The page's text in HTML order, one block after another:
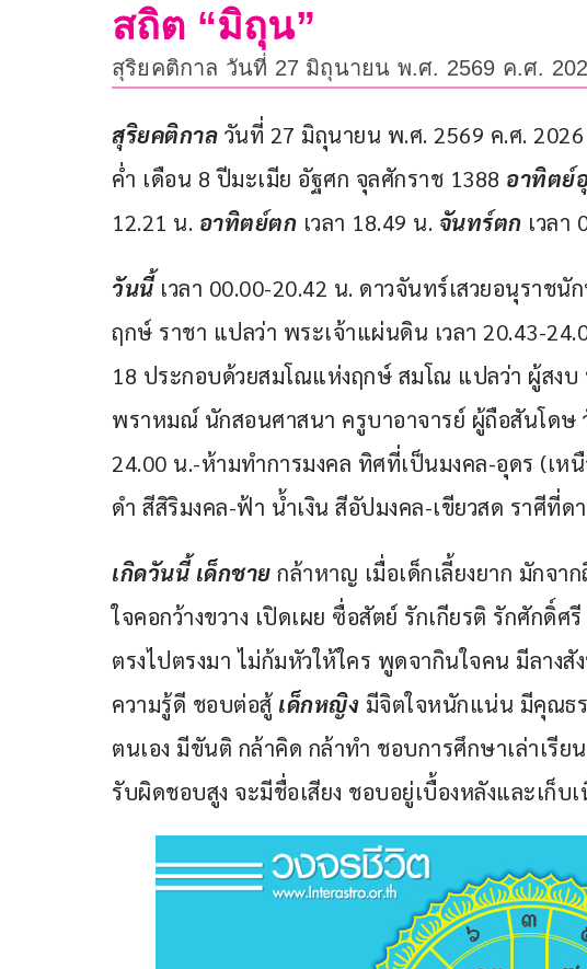
สถิต “มิถุน”
สุริยคติกาล วันที่ 27 มิถุนายน พ.ศ. 2569 ค.ศ.
สุริยคติกาล วันที่ 27 มิถุนายน พ.ศ. 2569 ค.ศ. 2026
ค่ำ เดือน 8 ปีมะเมีย อัฐศก จุลศักราช 1388 อาทิตย์
12.21 น. อาทิตย์ตก เวลา 18.49 น. จันทร์ตก เวลา
วันนี้ เวลา 00.00-20.42 น. ดาวจันทร์เสวยอนุราช
ฤกษ์ ราชา แปลว่า พระเจ้าแผ่นดิน เวลา 20.43-
18 ประกอบด้วยสมโณแห่งฤกษ์ สมโณ แปลว่า ผู้สง
พราหมณ์ นักสอนศาสนา ครูบาอาจารย์ ผู้ถือสันโดษ
24.00 น.-ห้ามทำการมงคล ทิศที่เป็นมงคล-อุดร (เ
ดำ สีสิริมงคล-ฟ้า น้ำเงิน สีอัปมงคล-เขียวสด ราศีที่
เกิดวันนี้ เด็กชาย กล้าหาญ เมื่อเด็กเลี้ยงยาก มักจ
ใจคอกว้างขวาง เปิดเผย ซื่อสัตย์ รักเกียรติ รักศักดิ์
ตรงไปตรงมา ไม่ก้มหัวให้ใคร พูดจากินใจคน มีลา
ความรู้ดี ชอบต่อสู้ เด็กหญิง มีจิตใจหนักแน่น มีคุณธ
ตนเอง มีขันติ กล้าคิด กล้าทำ ชอบการศึกษาเล่าเรีย
รับผิดชอบสูง จะมีชื่อเสียง ชอบอยู่เบื้องหลังและเก็บเ